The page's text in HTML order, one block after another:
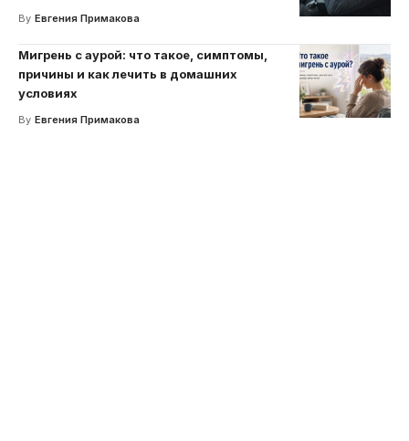
By Евгения Примакова
Мигрень с аурой: что такое, симптомы,
причины и как лечить в домашних
условиях
By Евгения Примакова